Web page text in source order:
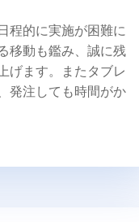
程的に実施が困難に
移動も鑑み、誠に残
げます。またタブレ
発注しても時間がか